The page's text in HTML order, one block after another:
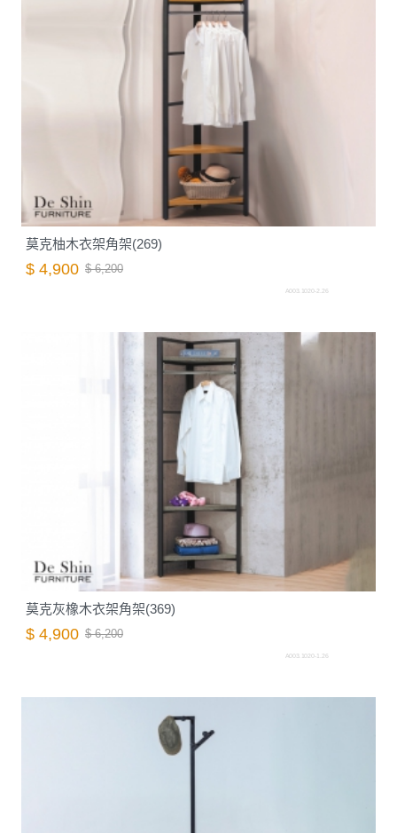
莫克柚木衣架角架(269)
$ 4,900 $ 6,200
A003.1020-2.26
莫克灰橡木衣架角架(369)
$ 4,900 $ 6,200
A003.1020-1.26